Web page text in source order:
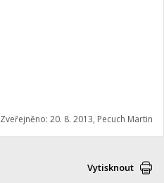
Zveřejněno: 20. 8. 2013, Pecuch Martin
Vytisknout